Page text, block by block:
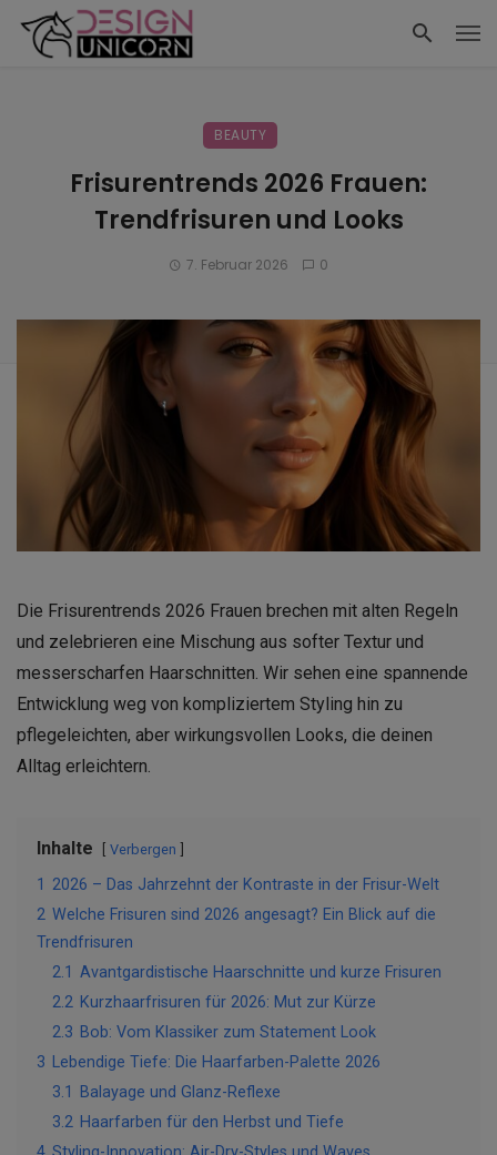
BEAUTY
Frisurentrends 2026 Frauen:
Trendfrisuren und Looks
7. Februar 2026 0
Die Frisurentrends 2026 Frauen brechen mit alten Regeln
und zelebrieren eine Mischung aus softer Textur und
messerscharfen Haarschnitten. Wir sehen eine spannende
Entwicklung weg von kompliziertem Styling hin zu
pflegeleichten, aber wirkungsvollen Looks, die deinen
Alltag erleichtern.
Inhalte Verbergen
1 2026 – Das Jahrzehnt der Kontraste in der Frisur-Welt
2 Welche Frisuren sind 2026 angesagt? Ein Blick auf die
Trendfrisuren
2.1 Avantgardistische Haarschnitte und kurze Frisuren
2.2 Kurzhaarfrisuren für 2026: Mut zur Kürze
2.3 Bob: Vom Klassiker zum Statement Look
3 Lebendige Tiefe: Die Haarfarben-Palette 2026
3.1
Balayage und Glanz-Reflexe
3.2 Haarfarben für den Herbst und Tiefe